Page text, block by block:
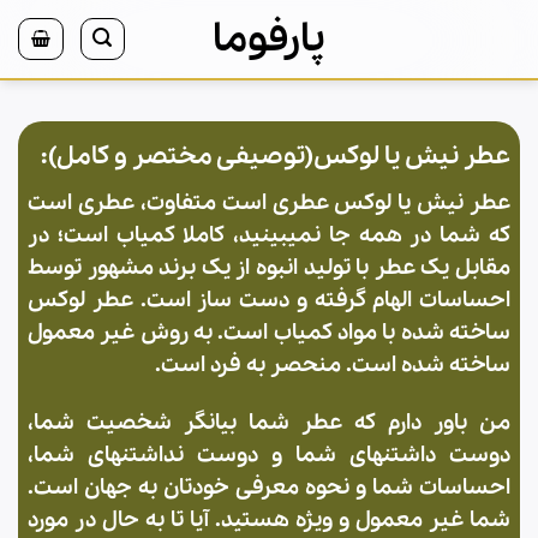
content
پارفوما
عطر نیش یا لوکس(توصیفی مختصر و کامل):
عطر نیش یا لوکس عطری است متفاوت، عطری است
که شما در همه جا نمیبینید، کاملا کمیاب است؛ در
مقابل یک عطر با تولید انبوه از یک برند مشهور توسط
احساسات الهام گرفته و دست ساز است. عطر لوکس
ساخته شده با مواد کمیاب است. به روش غیر معمول
ساخته شده است. منحصر به فرد است.
من باور دارم که عطر شما بیانگر شخصیت شما،
دوست داشتنهای شما و دوست نداشتنهای شما،
احساسات شما و نحوه معرفی خودتان به جهان است.
شما غیر معمول و ویژه هستید. آیا تا به حال در مورد